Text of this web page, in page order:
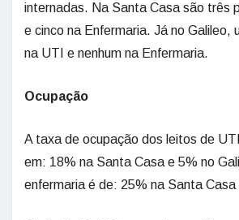
internadas. Na Santa Casa são três
e cinco na Enfermaria. Já no Galileo,
na UTI e nenhum na Enfermaria.
Ocupação
A taxa de ocupação dos leitos de
em: 18% na Santa Casa e 5% no
enfermaria é de: 25% na Santa Casa